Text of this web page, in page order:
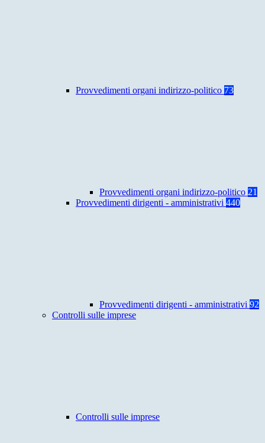
Provvedimenti organi indirizzo-politico 73
Provvedimenti organi indirizzo-politico 21
Provvedimenti dirigenti - amministrativi 440
Provvedimenti dirigenti - amministrativi 92
Controlli sulle imprese
Controlli sulle imprese